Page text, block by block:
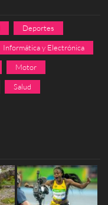
Deportes
Informática y Electrónica
Motor
Salud